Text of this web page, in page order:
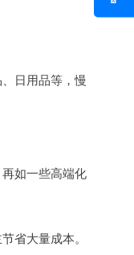
日用品等，慢
如一些高端化
省大量成本。